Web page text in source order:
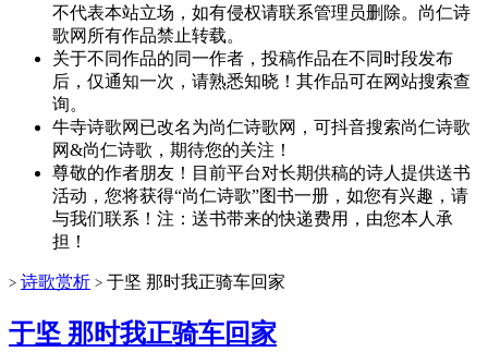
不代表本站立场，如有侵权请联系管理员删除。尚仁诗
歌网所有作品禁止转载。
关于不同作品的同一作者，投稿作品在不同时段发布
后，仅通知一次，请熟悉知晓！其作品可在网站搜索查
询。
牛寺诗歌网已改名为尚仁诗歌网，可抖音搜索尚仁诗歌
网&尚仁诗歌，期待您的关注！
尊敬的作者朋友！目前平台对长期供稿的诗人提供送书
活动，您将获得“尚仁诗歌”图书一册，如您有兴趣，请
与我们联系！注：送书带来的快递费用，由您本人承
担！
> 诗歌赏析 > 于坚 那时我正骑车回家
于坚 那时我正骑车回家